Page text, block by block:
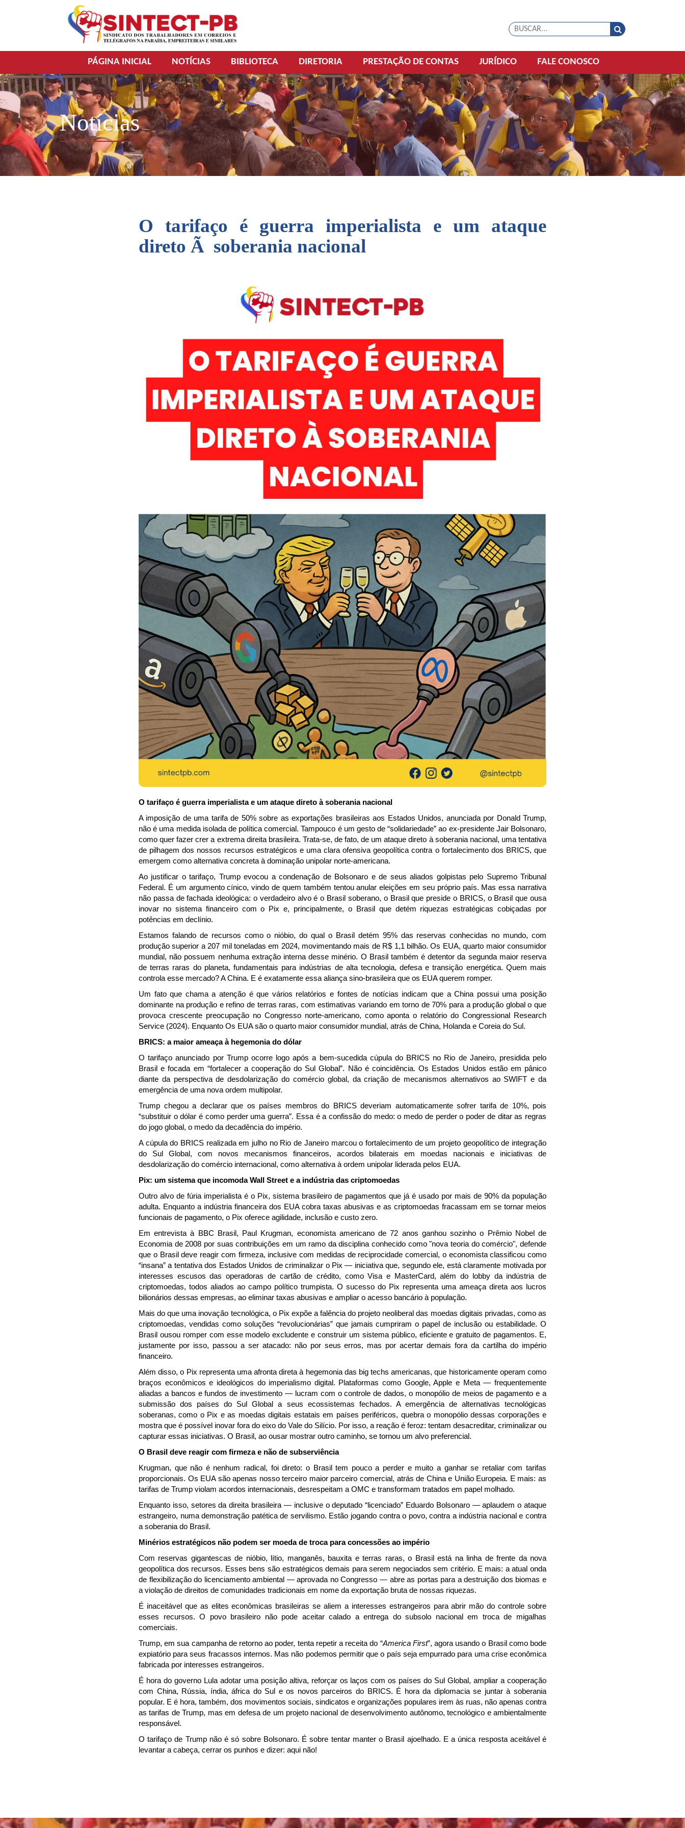
PÁGINA INICIAL NOTÍCIAS BIBLIOTECA DIRETORIA PRESTAÇÃO DE CONTAS JURÍDICO FALE CONOSCO
Notícias
O tarifaço é guerra imperialista e um ataque
direto Ã soberania nacional
O tarifaço é guerra imperialista e um ataque direto à soberania nacional
A imposição de uma tarifa de 50% sobre as exportações brasileiras aos Estados Unidos, anunciada por Donald Trump,
não é uma medida isolada de política comercial. Tampouco é um gesto de “solidariedade” ao ex-presidente Jair Bolsonaro,
como quer fazer crer a extrema direita brasileira. Trata-se, de fato, de um ataque direto à soberania nacional, uma tentativa
de pilhagem dos nossos recursos estratégicos e uma clara ofensiva geopolítica contra o fortalecimento dos BRICS, que
emergem como alternativa concreta à dominação unipolar norte-americana.
Ao justificar o tarifaço, Trump evocou a condenação de Bolsonaro e de seus aliados golpistas pelo Supremo Tribunal
Federal. É um argumento cínico, vindo de quem também tentou anular eleições em seu próprio país. Mas essa narrativa
não passa de fachada ideológica: o verdadeiro alvo é o Brasil soberano, o Brasil que preside o BRICS, o Brasil que ousa
inovar no sistema financeiro com o Pix e, principalmente, o Brasil que detém riquezas estratégicas cobiçadas por
potências em declínio.
Estamos falando de recursos como o nióbio, do qual o Brasil detém 95% das reservas conhecidas no mundo, com
produção superior a 207 mil toneladas em 2024, movimentando mais de R$ 1,1 bilhão. Os EUA, quarto maior consumidor
mundial, não possuem nenhuma extração interna desse minério. O Brasil também é detentor da segunda maior reserva
de terras raras do planeta, fundamentais para indústrias de alta tecnologia, defesa e transição energética. Quem mais
controla esse mercado? A China. E é exatamente essa aliança sino-brasileira que os EUA querem romper.
Um fato que chama a atenção é que vários relatórios e fontes de notícias indicam que a China possui uma posição
dominante na produção e refino de terras raras, com estimativas variando em torno de 70% para a produção global o que
provoca crescente preocupação no Congresso norte-americano, como aponta o relatório do Congressional Research
Service (2024). Enquanto Os EUA são o quarto maior consumidor mundial, atrás de China, Holanda e Coreia do Sul.
BRICS: a maior ameaça à hegemonia do dólar
O tarifaço anunciado por Trump ocorre logo após a bem-sucedida cúpula do BRICS no Rio de Janeiro, presidida pelo
Brasil e focada em “fortalecer a cooperação do Sul Global”. Não é coincidência. Os Estados Unidos estão em pânico
diante da perspectiva de desdolarização do comércio global, da criação de mecanismos alternativos ao SWIFT e da
emergência de uma nova ordem multipolar.
Trump chegou a declarar que os países membros do BRICS deveriam automaticamente sofrer tarifa de 10%, pois
“substituir o dólar é como perder uma guerra”. Essa é a confissão do medo: o medo de perder o poder de ditar as regras
do jogo global, o medo da decadência do império.
A cúpula do BRICS realizada em julho no Rio de Janeiro marcou o fortalecimento de um projeto geopolítico de integração
do Sul Global, com novos mecanismos financeiros, acordos bilaterais em moedas nacionais e iniciativas de
desdolarização do comércio internacional, como alternativa à ordem unipolar liderada pelos EUA.
Pix: um sistema que incomoda Wall Street e a indústria das criptomoedas
Outro alvo de fúria imperialista é o Pix, sistema brasileiro de pagamentos que já é usado por mais de 90% da população
adulta. Enquanto a indústria financeira dos EUA cobra taxas abusivas e as criptomoedas fracassam em se tornar meios
funcionais de pagamento, o Pix oferece agilidade, inclusão e custo zero.
Em entrevista à BBC Brasil, Paul Krugman, economista americano de 72 anos ganhou sozinho o Prêmio Nobel de
Economia de 2008 por suas contribuições em um ramo da disciplina conhecido como "nova teoria do comércio", defende
que o Brasil deve reagir com firmeza, inclusive com medidas de reciprocidade comercial, o economista classificou como
“insana” a tentativa dos Estados Unidos de criminalizar o Pix — iniciativa que, segundo ele, está claramente motivada por
interesses escusos das operadoras de cartão de crédito, como Visa e MasterCard, além do lobby da indústria de
criptomoedas, todos aliados ao campo político trumpista. O sucesso do Pix representa uma ameaça direta aos lucros
bilionários dessas empresas, ao eliminar taxas abusivas e ampliar o acesso bancário à população.
Mais do que uma inovação tecnológica, o Pix expõe a falência do projeto neoliberal das moedas digitais privadas, como as
criptomoedas, vendidas como soluções “revolucionárias” que jamais cumpriram o papel de inclusão ou estabilidade. O
Brasil ousou romper com esse modelo excludente e construir um sistema público, eficiente e gratuito de pagamentos. E,
justamente por isso, passou a ser atacado: não por seus erros, mas por acertar demais fora da cartilha do império
financeiro.
Além disso, o Pix representa uma afronta direta à hegemonia das big techs americanas, que historicamente operam como
braços econômicos e ideológicos do imperialismo digital. Plataformas como Google, Apple e Meta — frequentemente
aliadas a bancos e fundos de investimento — lucram com o controle de dados, o monopólio de meios de pagamento e a
submissão dos países do Sul Global a seus ecossistemas fechados. A emergência de alternativas tecnológicas
soberanas, como o Pix e as moedas digitais estatais em países periféricos, quebra o monopólio dessas corporações e
mostra que é possível inovar fora do eixo do Vale do Silício. Por isso, a reação é feroz: tentam desacreditar, criminalizar ou
capturar essas iniciativas. O Brasil, ao ousar mostrar outro caminho, se tornou um alvo preferencial.
O Brasil deve reagir com firmeza e não de subserviência
Krugman, que não é nenhum radical, foi direto: o Brasil tem pouco a perder e muito a ganhar se retaliar com tarifas
proporcionais. Os EUA são apenas nosso terceiro maior parceiro comercial, atrás de China e União Europeia. E mais: as
tarifas de Trump violam acordos internacionais, desrespeitam a OMC e transformam tratados em papel molhado.
Enquanto isso, setores da direita brasileira — inclusive o deputado “licenciado” Eduardo Bolsonaro — aplaudem o ataque
estrangeiro, numa demonstração patética de servilismo. Estão jogando contra o povo, contra a indústria nacional e contra
a soberania do Brasil.
Minérios estratégicos não podem ser moeda de troca para concessões ao império
Com reservas gigantescas de nióbio, lítio, manganês, bauxita e terras raras, o Brasil está na linha de frente da nova
geopolítica dos recursos. Esses bens são estratégicos demais para serem negociados sem critério. E mais: a atual onda
de flexibilização do licenciamento ambiental — aprovada no Congresso — abre as portas para a destruição dos biomas e
a violação de direitos de comunidades tradicionais em nome da exportação bruta de nossas riquezas.
É inaceitável que as elites econômicas brasileiras se aliem a interesses estrangeiros para abrir mão do controle sobre
esses recursos. O povo brasileiro não pode aceitar calado a entrega do subsolo nacional em troca de migalhas
comerciais.
Trump, em sua campanha de retorno ao poder, tenta repetir a receita do “America First”, agora usando o Brasil como bode
expiatório para seus fracassos internos. Mas não podemos permitir que o país seja empurrado para uma crise econômica
fabricada por interesses estrangeiros.
É hora do governo Lula adotar uma posição altiva, reforçar os laços com os países do Sul Global, ampliar a cooperação
com China, Rússia, índia, áfrica do Sul e os novos parceiros do BRICS. É hora da diplomacia se juntar à soberania
popular. E é hora, também, dos movimentos sociais, sindicatos e organizações populares irem às ruas, não apenas contra
as tarifas de Trump, mas em defesa de um projeto nacional de desenvolvimento autônomo, tecnológico e ambientalmente
responsável.
O tarifaço de Trump não é só sobre Bolsonaro. É sobre tentar manter o Brasil ajoelhado. E a única resposta aceitável é
levantar a cabeça, cerrar os punhos e dizer: aqui não!